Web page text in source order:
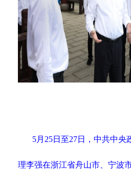
5月25日至27日，中共中央
理李强在浙江省舟山市、宁波